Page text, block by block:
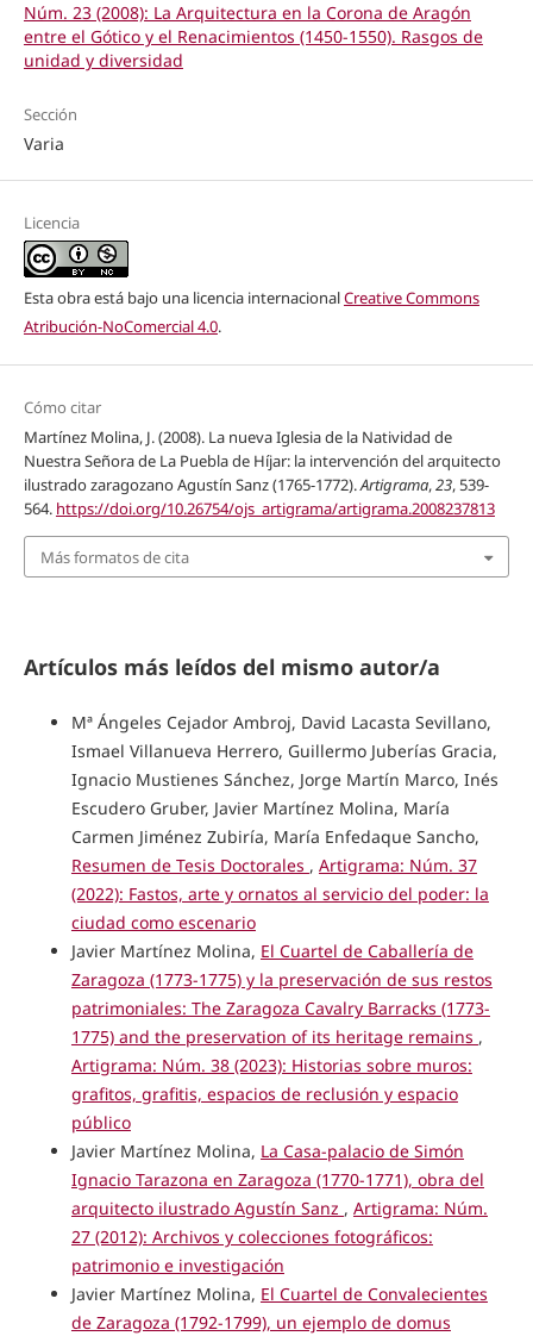
Núm. 23 (2008): La Arquitectura en la Corona de Aragón
entre el Gótico y el Renacimientos (1450-1550). Rasgos de
unidad y diversidad
Sección
Varia
Licencia
Esta obra está bajo una licencia internacionalCreative Commons
Atribución-NoComercial 4.0.
Cómo citar
Martínez Molina, J. (2008). La nueva Iglesia de la Natividad de
Nuestra Señora de La Puebla de Híjar: la intervención del arquitecto
ilustrado zaragozano Agustín Sanz (1765-1772).Artigrama,23, 539-
564. https://doi.org/10.26754/ojs_artigrama/artigrama.2008237813
Más formatos de cita
Artículos más leídos del mismo autor/a
Mª Ángeles Cejador Ambroj, David Lacasta Sevillano,
Ismael Villanueva Herrero, Guillermo Juberías Gracia,
Ignacio Mustienes Sánchez, Jorge Martín Marco, Inés
Escudero Gruber, Javier Martínez Molina, María
Carmen Jiménez Zubiría, María Enfedaque Sancho,
Resumen de Tesis Doctorales , Artigrama: Núm. 37
(2022): Fastos, arte y ornatos al servicio del poder: la
ciudad como escenario
Javier Martínez Molina, El Cuartel de Caballería de
Zaragoza (1773-1775) y la preservación de sus restos
patrimoniales: The Zaragoza Cavalry Barracks (1773-
1775) and the preservation of its heritage remains ,
Artigrama: Núm. 38 (2023): Historias sobre muros:
grafitos, grafitis, espacios de reclusión y espacio
público
Javier Martínez Molina, La Casa-palacio de Simón
Ignacio Tarazona en Zaragoza (1770-1771), obra del
arquitecto ilustrado Agustín Sanz , Artigrama: Núm.
27 (2012): Archivos y colecciones fotográficos:
patrimonio e investigación
Javier Martínez Molina, El Cuartel de Convalecientes
de Zaragoza (1792-1799), un ejemplo de domus